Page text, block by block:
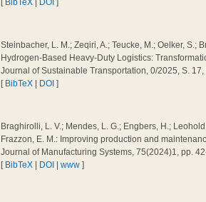
[ BibTeX DOI ]
Steinbacher, L. M.; Zeqiri, A.; Teucke, M.; Oelker, S.;
Hydrogen-Based Heavy-Duty Logistics:
Journal of Sustainable Transportation, 0/2025, S.
[ BibTeX DOI ]
Braghirolli, L. V.; Mendes, L. G.; Engbers, H.;
Frazzon, E. M.: Improving production and
Journal of Manufacturing Systems, 75(2024)1, pp.
[ BibTeX DOI |www ]